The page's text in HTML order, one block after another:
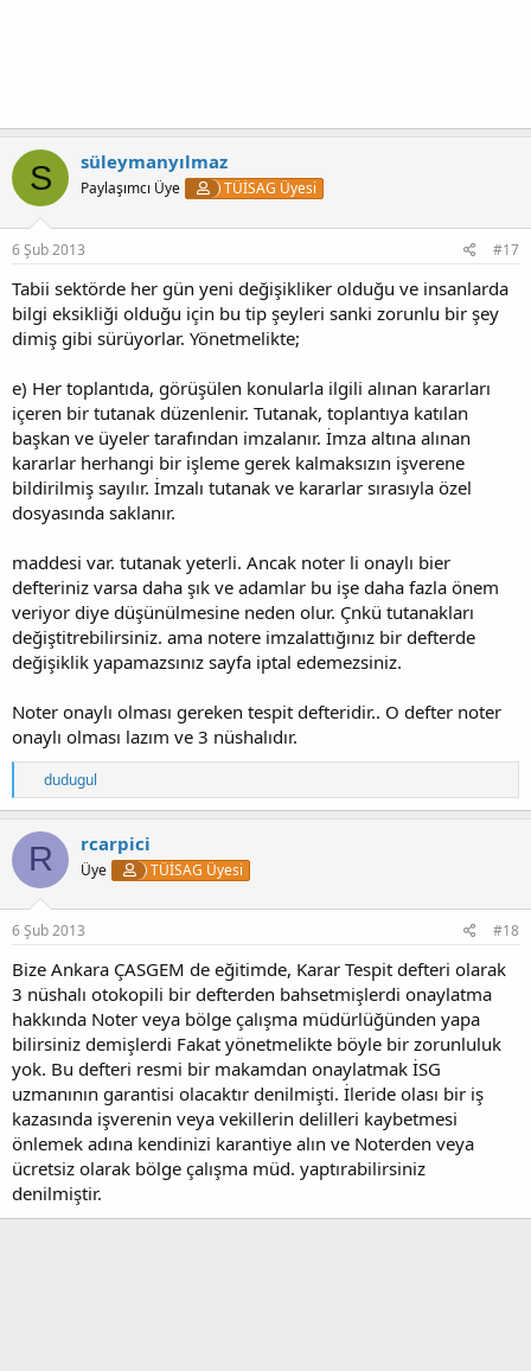
S süleymanyılmaz
Paylaşımcı Üye TÜİSAG Üyesi
6 Şub 2013 #17
Tabii sektörde her gün yeni değişikliker olduğu ve insanlarda
bilgi eksikliği olduğu için bu tip şeyleri sanki zorunlu bir şey
dimiş gibi sürüyorlar. Yönetmelikte;
e) Her toplantıda, görüşülen konularla ilgili alınan kararları
içeren bir tutanak düzenlenir. Tutanak, toplantıya katılan
başkan ve üyeler tarafından imzalanır. İmza altına alınan
kararlar herhangi bir işleme gerek kalmaksızın işverene
bildirilmiş sayılır. İmzalı tutanak ve kararlar sırasıyla özel
dosyasında saklanır.
maddesi var. tutanak yeterli. Ancak noter li onaylı bier
defteriniz varsa daha şık ve adamlar bu işe daha fazla önem
veriyor diye düşünülmesine neden olur. Çnkü tutanakları
değiştitrebilirsiniz. ama notere imzalattığınız bir defterde
değişiklik yapamazsınız sayfa iptal edemezsiniz.
Noter onaylı olması gereken tespit defteridir.. O defter noter
onaylı olması lazım ve 3 nüshalıdır.
T
e
p
k
i
l
e
r
:
dudugul
R rcarpici
Üye TÜİSAG Üyesi
6 Şub 2013 #18
Bize Ankara ÇASGEM de eğitimde, Karar Tespit defteri olarak
3 nüshalı otokopili bir defterden bahsetmişlerdi onaylatma
hakkında Noter veya bölge çalışma müdürlüğünden yapa
bilirsiniz demişlerdi Fakat yönetmelikte böyle bir zorunluluk
yok. Bu defteri resmi bir makamdan onaylatmak İSG
uzmanının garantisi olacaktır denilmişti. İleride olası bir iş
kazasında işverenin veya vekillerin delilleri kaybetmesi
önlemek adına kendinizi karantiye alın ve Noterden veya
ücretsiz olarak bölge çalışma müd. yaptırabilirsiniz
denilmiştir.